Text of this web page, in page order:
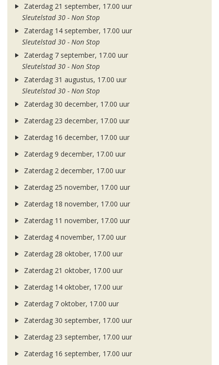
Zaterdag 21 september, 17.00 uur
Sleutelstad 30 - Non Stop
Zaterdag 14 september, 17.00 uur
Sleutelstad 30 - Non Stop
Zaterdag 7 september, 17.00 uur
Sleutelstad 30 - Non Stop
Zaterdag 31 augustus, 17.00 uur
Sleutelstad 30 - Non Stop
Zaterdag 30 december, 17.00 uur
Zaterdag 23 december, 17.00 uur
Zaterdag 16 december, 17.00 uur
Zaterdag 9 december, 17.00 uur
Zaterdag 2 december, 17.00 uur
Zaterdag 25 november, 17.00 uur
Zaterdag 18 november, 17.00 uur
Zaterdag 11 november, 17.00 uur
Zaterdag 4 november, 17.00 uur
Zaterdag 28 oktober, 17.00 uur
Zaterdag 21 oktober, 17.00 uur
Zaterdag 14 oktober, 17.00 uur
Zaterdag 7 oktober, 17.00 uur
Zaterdag 30 september, 17.00 uur
Zaterdag 23 september, 17.00 uur
Zaterdag 16 september, 17.00 uur